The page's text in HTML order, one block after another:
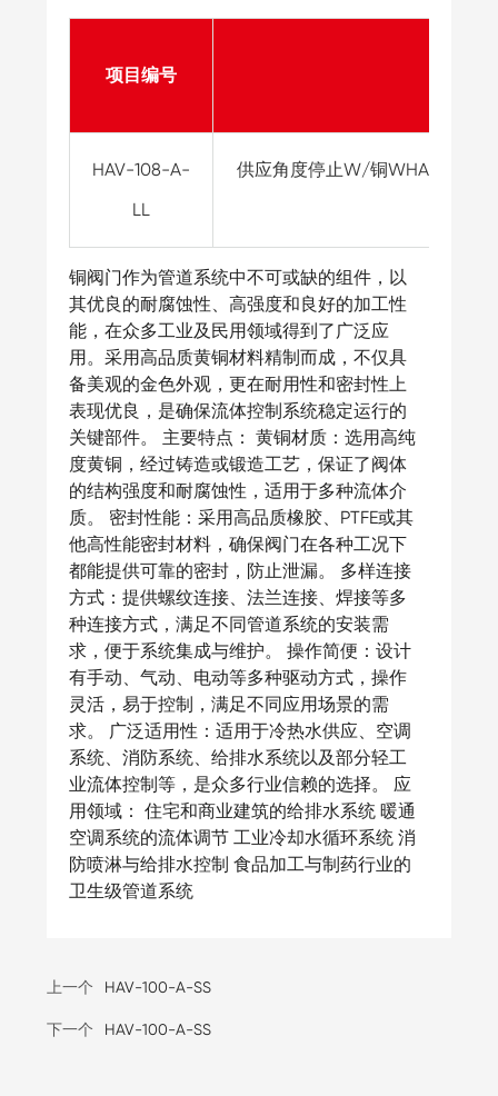
项目编号
HAV-108-A-
LL
供应角度停止W/铜WHA 1/2
铜阀门作为管道系统中不可或缺的组件，以
其优良的耐腐蚀性、高强度和良好的加工性
能，在众多工业及民用领域得到了广泛应
用。采用高品质黄铜材料精制而成，不仅具
备美观的金色外观，更在耐用性和密封性上
表现优良，是确保流体控制系统稳定运行的
关键部件。 主要特点： 黄铜材质：选用高纯
度黄铜，经过铸造或锻造工艺，保证了阀体
的结构强度和耐腐蚀性，适用于多种流体介
质。 密封性能：采用高品质橡胶、PTFE或其
他高性能密封材料，确保阀门在各种工况下
都能提供可靠的密封，防止泄漏。 多样连接
方式：提供螺纹连接、法兰连接、焊接等多
种连接方式，满足不同管道系统的安装需
求，便于系统集成与维护。 操作简便：设计
有手动、气动、电动等多种驱动方式，操作
灵活，易于控制，满足不同应用场景的需
求。 广泛适用性：适用于冷热水供应、空调
系统、消防系统、给排水系统以及部分轻工
业流体控制等，是众多行业信赖的选择。 应
用领域： 住宅和商业建筑的给排水系统 暖通
空调系统的流体调节 工业冷却水循环系统 消
防喷淋与给排水控制 食品加工与制药行业的
卫生级管道系统
上一个 HAV-100-A-SS
下一个 HAV-100-A-SS